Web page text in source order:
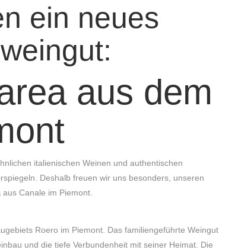
ein neues
aus dem
italienischen Weinen und authentischen
Deshalb freuen wir uns besonders, unseren
aus Canale im Piemont.
Roero im Piemont. Das familiengeführte Weingut
und die tiefe Verbundenheit mit seiner Heimat. Die